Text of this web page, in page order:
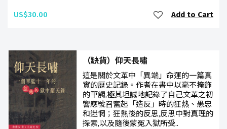
US$30.00 Add to Cart
（缺貨）仰天長嘯
這是關於文革中「異端」命運的一篇真
實的歷史記錄。作者在書中以毫不掩飾
的筆觸,極其坦誠地記錄了自己文革之初
響應號召奮起「造反」時的狂熱、愚忠
和迷惘；狂熱後的反思,反思中對真理的
探索,以及隨後蒙冤入獄所受..